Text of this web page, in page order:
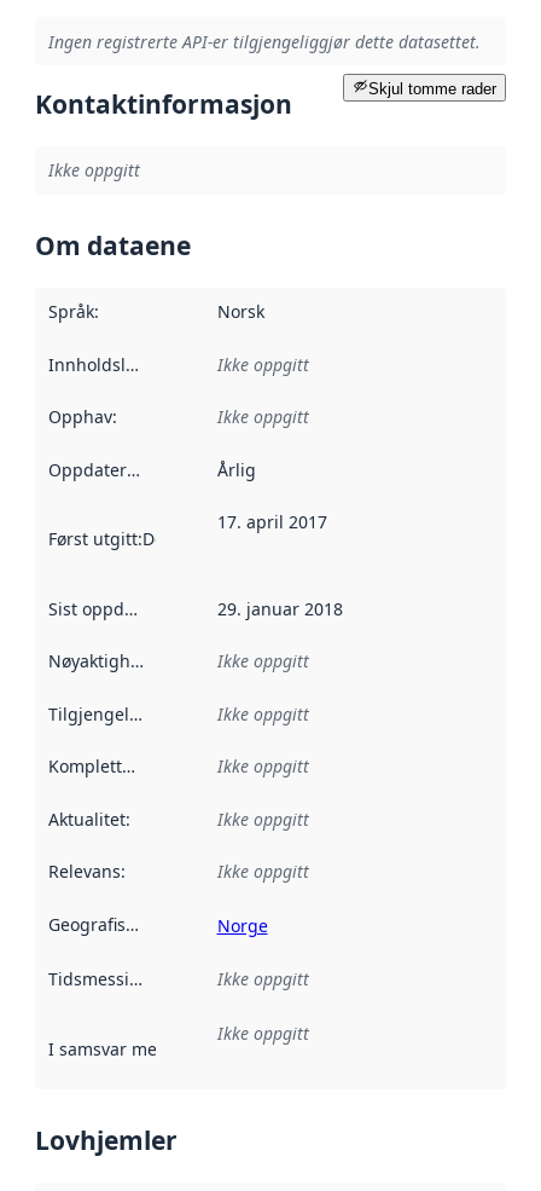
Ingen registrerte API-er tilgjengeliggjør dette datasettet.
Skjul tomme rader
Kontaktinformasjon
Ikke oppgitt
Om dataene
Språk: Norsk
Innholdsleverandører :
Ikke oppgitt
Opphav: Ikke oppgitt
Oppdateringsfrekvens :
Årlig
Først utgitt:Denne datoen sier når dataene i dette
17. april 2017
Sist oppdatert 29. januar 2018
Nøyaktighet Ikke oppgitt
Tilgjengelighet Ikke oppgitt
Kompletthet Ikke oppgitt
Aktualitet: Ikke oppgitt
Relevans: Ikke oppgitt
Geografisk avgrensning :
Norge
Tidsmessig avgrensning :
Ikke oppgitt
I samsvar med Referanse til en implementasjonsregel
Ikke oppgitt
Lovhjemler